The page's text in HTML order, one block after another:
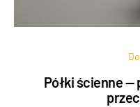
Półki ścienne —